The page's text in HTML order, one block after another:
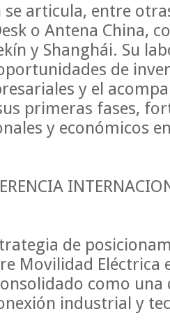
se articula, entre
o Antena China,
y Shanghái. Su
de
y el
primeras fases,
y económicos
de
Movilidad Eléctrica
como
industrial y